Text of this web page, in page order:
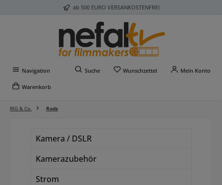
Zum Hauptinhalt springen ab 500 EURO VERSANKOSTENFREI
Navigation Suche Wunschzettel Du hast 0 Produkte auf
Mein Konto
Warenkorb
RIG & Co. Rods
Kamera / DSLR
Kamerazubehör
Strom